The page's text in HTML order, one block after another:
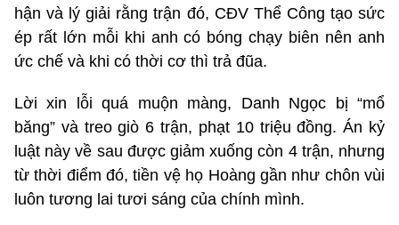
hận và lý giải rằng trận đó, CĐV Thể Công tạo sức
ép rất lớn mỗi khi anh có bóng chạy biên nên anh
ức chế và khi có thời cơ thì trả đũa.
Lời xin lỗi quá muộn màng, Danh Ngọc bị “mổ
băng” và treo giò 6 trận, phạt 10 triệu đồng. Án kỷ
luật này về sau được giảm xuống còn 4 trận, nhưng
từ thời điểm đó, tiền vệ họ Hoàng gần như chôn vùi
luôn tương lai tươi sáng của chính mình.